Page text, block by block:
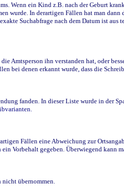
Wenn ein Kind z.B. nach der Geburt
wurde. In derartigen Fällen hat man
Suchabfrage nach dem Datum ist
ihn verstanden hat, oder
bei denen erkannt wurde, dass die
fanden. In dieser Liste wurde in der
Fällen eine Abweichung zur
Vorbehalt gegeben. Überwiegend kann
übernommen.